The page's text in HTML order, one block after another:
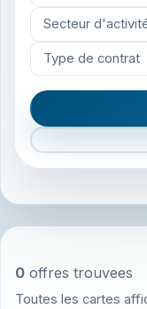
Secteur
Type de contrat
0 offres trouvees
Toutes les cartes